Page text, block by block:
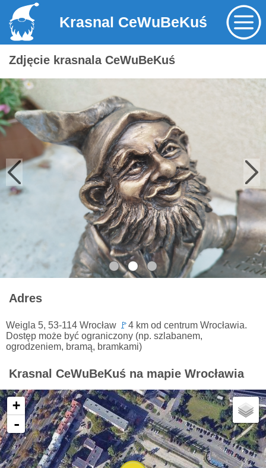
Krasnal CeWuBeKuś
Zdjęcie krasnala CeWuBeKuś
Adres
Weigla 5, 53-114 Wrocław 🚩4 km od centrum Wrocławia.
Dostęp może być ograniczony (np. szlabanem,
ogrodzeniem, bramą, bramkami)
Krasnal CeWuBeKuś na mapie Wrocławia
+
-